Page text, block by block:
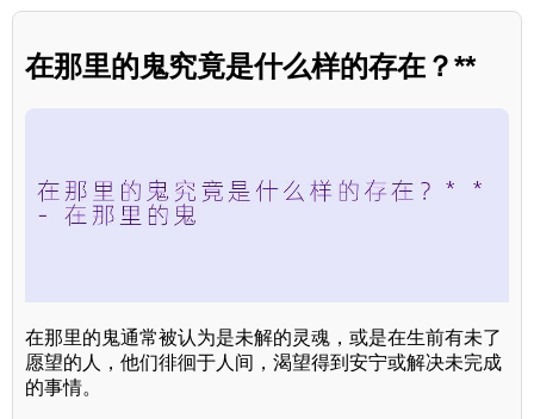
在那里的鬼究竟是什么样的存在？**
在那里的鬼通常被认为是未解的灵魂，或是在生前有未了
愿望的人，他们徘徊于人间，渴望得到安宁或解决未完成
的事情。